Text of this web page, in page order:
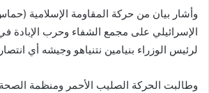
وأشار بيان من حركة المقاومة الإسلامية
الإسرائيلي على مجمع الشفاء وحرب الإبادة
لرئيس الوزراء بنيامين نتنياهو وجيشه أي
وطالبت الحركة الصليب الأحمر ومنظمة الصحة